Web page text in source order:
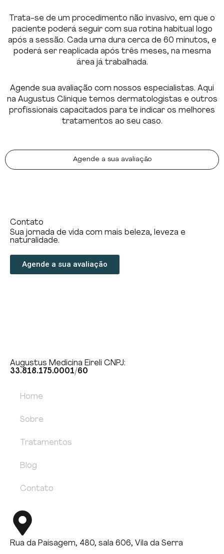
Trata-se de um procedimento não invasivo, em que o
paciente poderá seguir com sua rotina habitual logo
após a sessão. Cada uma dura cerca de 60 minutos, e
poderá ser reaplicada após três meses, na mesma
área já trabalhada.
Agende sua avaliação com nossos especialistas. Aqui
na Augustus Clinique temos dermatologistas e outros
profissionais capacitados para te indicar os melhores
tratamentos ao seu caso.
Agende a sua avaliação
Contato
Sua jornada de vida com mais beleza, leveza e
naturalidade.
Agende a sua avaliação
Augustus Medicina Eireli CNPJ:
33.818.175.0001/60
Home
Sobre
Tratamentos
Blog
Contato
Rua da Paisagem, 480, sala 606, Vila da Serra